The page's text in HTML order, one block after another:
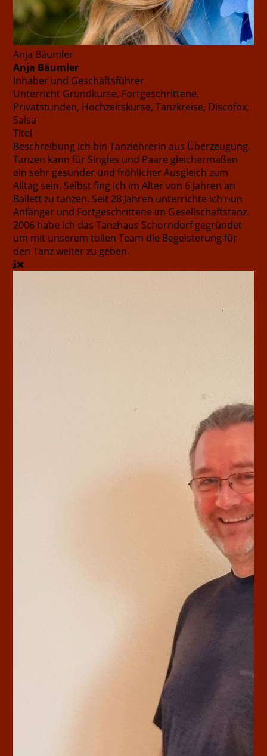
Anja Bäumler
Anja Bäumler
Inhaber und Geschäftsführer
Unterricht Grundkurse, Fortgeschrittene,
Privatstunden, Hochzeitskurse, Tanzkreise, Discofox,
Salsa
Titel
Beschreibung Ich bin Tanzlehrerin aus Überzeugung.
Tanzen kann für Singles und Paare gleichermaßen
ein sehr gesunder und fröhlicher Ausgleich zum
Alltag sein. Selbst fing ich im Alter von 6 Jahren an
Ballett zu tanzen. Seit 28 Jahren unterrichte ich nun
Anfänger und Fortgeschrittene im Gesellschaftstanz.
2006 habe ich das Tanzhaus Schorndorf gegründet
um mit unserem tollen Team die Begeisterung für
den Tanz weiter zu geben.